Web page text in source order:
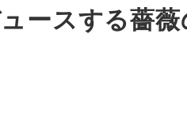
ースする薔